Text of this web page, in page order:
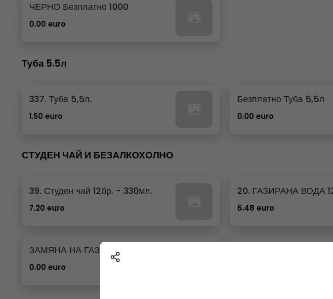
ЧЕРНО Безплатно 1000
0.00 euro
Туба 5.5л
337. Туба 5,5л.
1.50 euro
Безплатно Туба 5,5л
0.00 euro
СТУДЕН ЧАЙ И БЕЗАЛКОХОЛНО
39. Студен чай 12бр. - 330мл.
7.20 euro 6.48 euro
0.00 euro